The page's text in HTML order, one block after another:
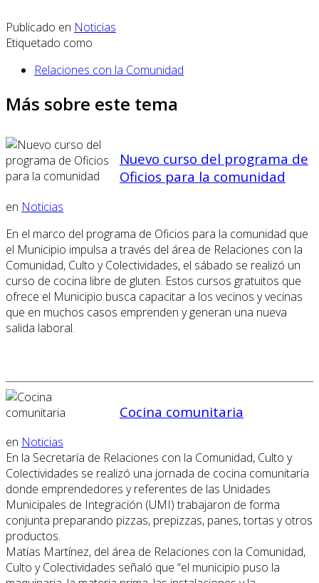
Publicado en Noticias
Etiquetado como
Relaciones con la Comunidad
Más sobre este tema
Nuevo curso del programa de
Oficios para la comunidad
en Noticias
En el marco del programa de Oficios para la comunidad que
el Municipio impulsa a través del área de Relaciones con la
Comunidad, Culto y Colectividades, el sábado se realizó un
curso de cocina libre de gluten. Estos cursos gratuitos que
ofrece el Municipio busca capacitar a los vecinos y vecinas
que en muchos casos emprenden y generan una nueva
salida laboral.
Cocina comunitaria
en Noticias
En la Secretaría de Relaciones con la Comunidad, Culto y
Colectividades se realizó una jornada de cocina comunitaria
donde emprendedores y referentes de las Unidades
Municipales de Integración (UMI) trabajaron de forma
conjunta preparando pizzas, prepizzas, panes, tortas y otros
productos.
Matías Martínez, del área de Relaciones con la Comunidad,
Culto y Colectividades señaló que “el municipio puso la